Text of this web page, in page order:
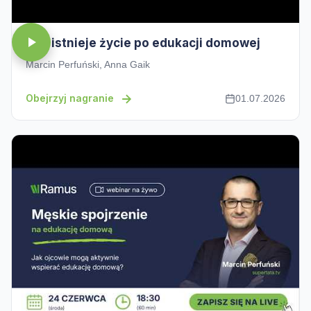
Czy istnieje życie po edukacji domowej
Marcin Perfuński, Anna Gaik
Obejrzyj nagranie 01.07.2026